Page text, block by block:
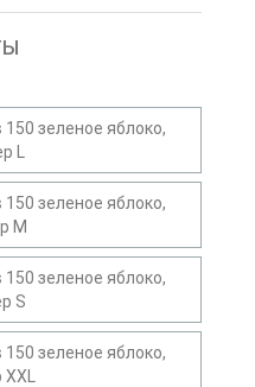
зеленое яблоко,
L
зеленое яблоко,
M
зеленое яблоко,
S
зеленое яблоко,